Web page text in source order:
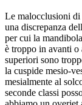
Le malocclusioni di
una discrepanza
per cui la
è troppo in avanti
superiori sono
la cuspide mesio-
mesialmente al
seconde classi